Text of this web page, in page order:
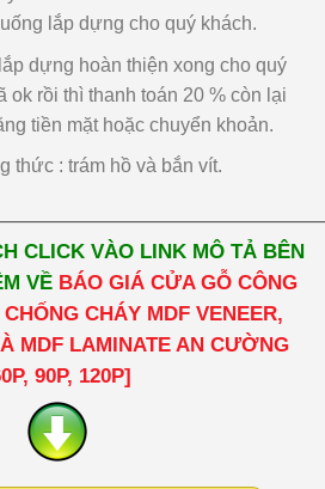
lắp dựng cho quý khách.
dựng hoàn thiện xong cho quý
ok rồi thì thanh toán 20 % còn lại
tiền mặt hoặc chuyển khoản.
thức : trám hồ và bắn vít.
CLICK VÀO LINK MÔ TẢ BÊN
VỀBÁO GIÁ CỬA GỖ CÔNG
CHÁY MDF VENEER,
MDF LAMINATE AN CƯỜNG
90P, 120P]